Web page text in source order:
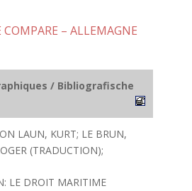
– ALLEMAGNE
/ Bibliografische
LAUN, KURT; LE BRUN,
(TRADUCTION);
LE DROIT MARITIME